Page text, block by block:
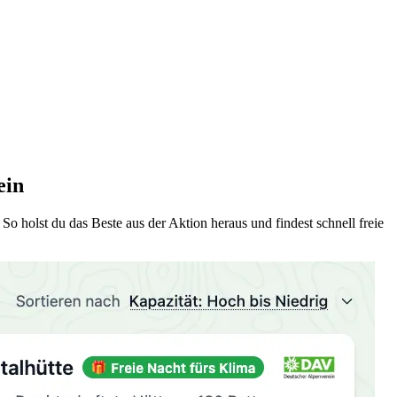
holst du das Beste aus der Aktion heraus und findest schnell freie